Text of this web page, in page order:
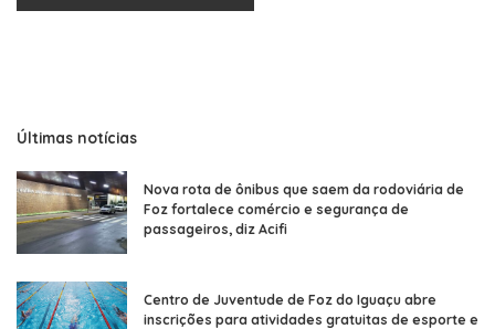
Últimas notícias
Nova rota de ônibus que saem da rodoviária de
Foz fortalece comércio e segurança de
passageiros, diz Acifi
Centro de Juventude de Foz do Iguaçu abre
inscrições para atividades gratuitas de esporte e